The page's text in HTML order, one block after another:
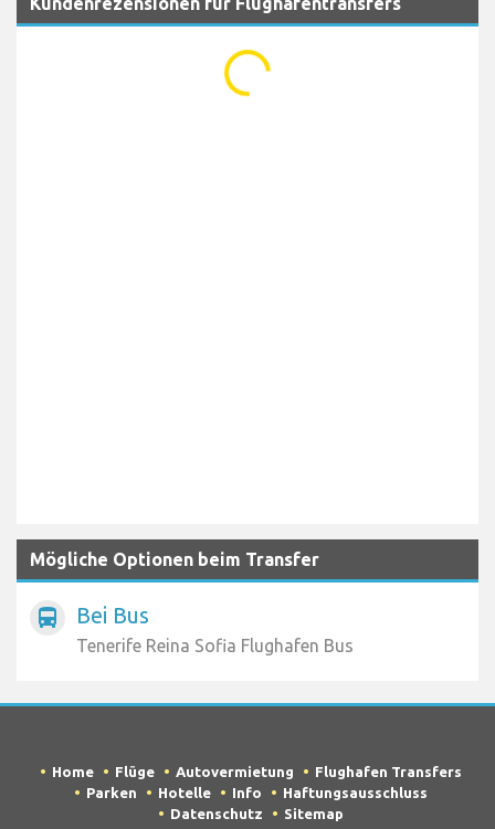
...
Mögliche Optionen beim Transfer
directions_bus Bei Bus
Tenerife Reina Sofia Flughafen Bus
Home Flüge Autovermietung
Flughafen Transfers
Parken
Hotelle Info
Haftungsausschluss
Datenschutz
Sitemap